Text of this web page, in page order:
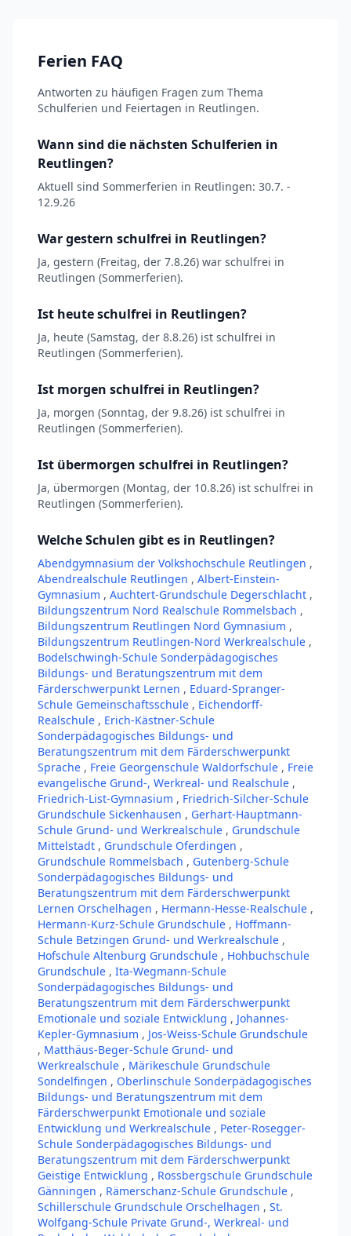
Ferien FAQ
Antworten zu häufigen Fragen zum Thema
Schulferien und Feiertagen in Reutlingen.
Wann sind die nächsten Schulferien in
Reutlingen?
Aktuell sind Sommerferien in Reutlingen: 30.7. -
12.9.26
War gestern schulfrei in Reutlingen?
Ja, gestern (Freitag, der 7.8.26) war schulfrei in
Reutlingen (Sommerferien).
Ist heute schulfrei in Reutlingen?
Ja, heute (Samstag, der 8.8.26) ist schulfrei in
Reutlingen (Sommerferien).
Ist morgen schulfrei in Reutlingen?
Ja, morgen (Sonntag, der 9.8.26) ist schulfrei in
Reutlingen (Sommerferien).
Ist übermorgen schulfrei in Reutlingen?
Ja, übermorgen (Montag, der 10.8.26) ist schulfrei in
Reutlingen (Sommerferien).
Welche Schulen gibt es in Reutlingen?
Abendgymnasium der Volkshochschule Reutlingen ,
Abendrealschule Reutlingen , Albert-Einstein-
Gymnasium , Auchtert-Grundschule Degerschlacht ,
Bildungszentrum Nord Realschule Rommelsbach ,
Bildungszentrum Reutlingen Nord Gymnasium ,
Bildungszentrum Reutlingen-Nord Werkrealschule ,
Bodelschwingh-Schule Sonderpädagogisches
Bildungs- und Beratungszentrum mit dem
Färderschwerpunkt Lernen , Eduard-Spranger-
Schule Gemeinschaftsschule , Eichendorff-
Realschule , Erich-Kästner-Schule
Sonderpädagogisches Bildungs- und
Beratungszentrum mit dem Färderschwerpunkt
Sprache , Freie Georgenschule Waldorfschule , Freie
evangelische Grund-, Werkreal- und Realschule ,
Friedrich-List-Gymnasium , Friedrich-Silcher-Schule
Grundschule Sickenhausen , Gerhart-Hauptmann-
Schule Grund- und Werkrealschule , Grundschule
Mittelstadt , Grundschule Oferdingen ,
Grundschule Rommelsbach , Gutenberg-Schule
Sonderpädagogisches Bildungs- und
Beratungszentrum mit dem Färderschwerpunkt
Lernen Orschelhagen , Hermann-Hesse-Realschule ,
Hermann-Kurz-Schule Grundschule , Hoffmann-
Schule Betzingen Grund- und Werkrealschule ,
Hofschule Altenburg Grundschule , Hohbuchschule
Grundschule , Ita-Wegmann-Schule
Sonderpädagogisches Bildungs- und
Beratungszentrum mit dem Färderschwerpunkt
Emotionale und soziale Entwicklung , Johannes-
Kepler-Gymnasium , Jos-Weiss-Schule Grundschule
, Matthäus-Beger-Schule Grund- und
Werkrealschule , Märikeschule Grundschule
Sondelfingen , Oberlinschule Sonderpädagogisches
Bildungs- und Beratungszentrum mit dem
Färderschwerpunkt Emotionale und soziale
Entwicklung und Werkrealschule , Peter-Rosegger-
Schule Sonderpädagogisches Bildungs- und
Beratungszentrum mit dem Färderschwerpunkt
Geistige Entwicklung , Rossbergschule Grundschule
Gänningen , Rämerschanz-Schule Grundschule ,
Schillerschule Grundschule Orschelhagen , St.
Wolfgang-Schule Private Grund-, Werkreal- und